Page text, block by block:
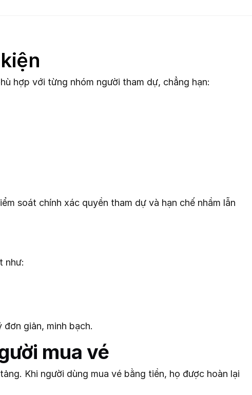
hợp với từng nhóm người tham dự, chẳng hạn:
soát chính xác quyền tham dự và hạn chế nhầm lẫn
như:
giản, minh bạch.
mua vé
Khi người dùng mua vé bằng tiền, họ được hoàn lại